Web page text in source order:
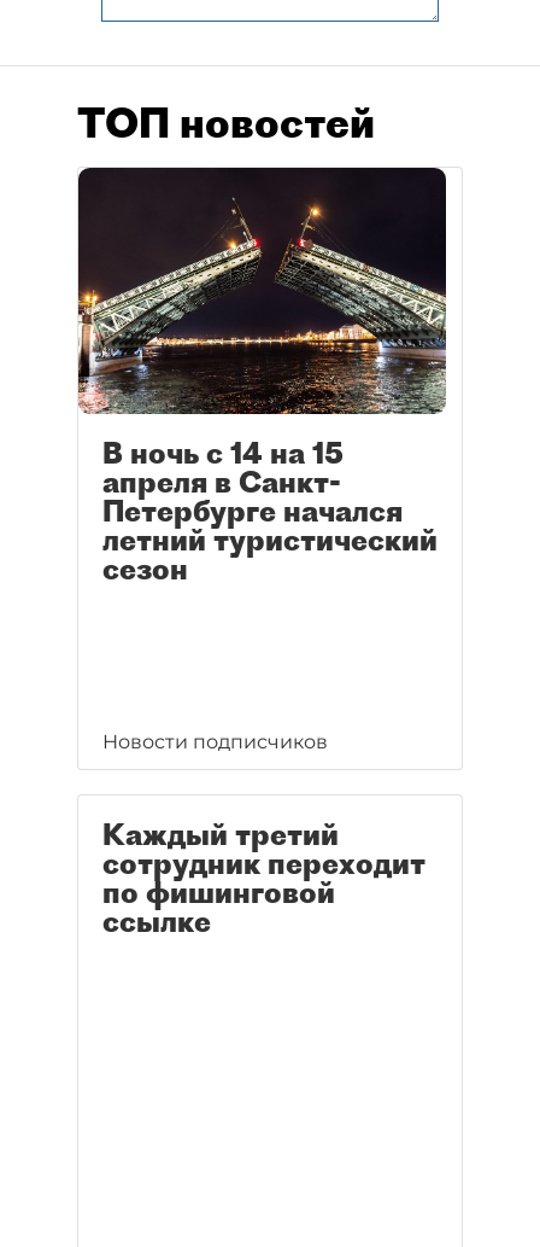
ТОП новостей
В ночь с 14 на 15
апреля в Санкт-
Петербурге начался
летний туристический
сезон
Новости подписчиков
Каждый третий
сотрудник переходит
по фишинговой
ссылке